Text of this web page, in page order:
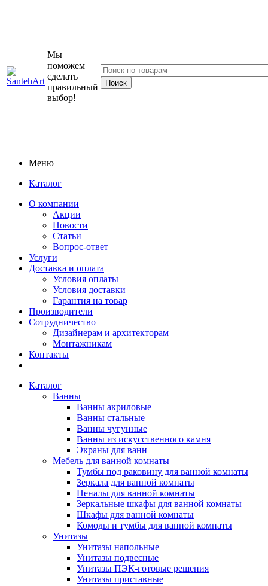
Мы
поможем
сделать
правильный
выбор!
Меню
Каталог
О компании
Акции
Новости
Статьи
Вопрос-ответ
Услуги
Доставка и оплата
Условия оплаты
Условия доставки
Гарантия на товар
Производители
Сотрудничество
Дизайнерам и архитекторам
Монтажникам
Контакты
Каталог
Ванны
Ванны акриловые
Ванны стальные
Ванны чугунные
Ванны из искусственного камня
Экраны для ванн
Мебель для ванной комнаты
Тумбы под раковину для ванной комнаты
Зеркала для ванной комнаты
Пеналы для ванной комнаты
Зеркальные шкафы для ванной комнаты
Шкафы для ванной комнаты
Комоды и тумбы для ванной комнаты
Унитазы
Унитазы напольные
Унитазы подвесные
Унитазы ПЭК-готовые решения
Унитазы приставные